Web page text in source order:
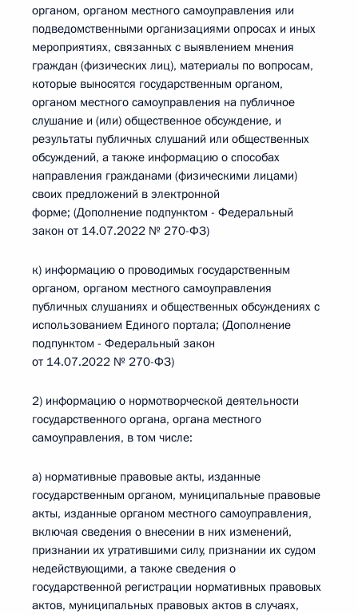
органом, органом местного самоуправления или
подведомственными организациями опросах и иных
мероприятиях, связанных с выявлением мнения
граждан (физических лиц), материалы по вопросам,
которые выносятся государственным органом,
органом местного самоуправления на публичное
слушание и (или) общественное обсуждение, и
результаты публичных слушаний или общественных
обсуждений, а также информацию о способах
направления гражданами (физическими лицами)
своих предложений в электронной
форме; (Дополнение подпунктом - Федеральный
закон от 14.07.2022 № 270-ФЗ)
к) информацию о проводимых государственным
органом, органом местного самоуправления
публичных слушаниях и общественных обсуждениях с
использованием Единого портала; (Дополнение
подпунктом - Федеральный закон
от 14.07.2022 № 270-ФЗ)
2) информацию о нормотворческой деятельности
государственного органа, органа местного
самоуправления, в том числе:
а) нормативные правовые акты, изданные
государственным органом, муниципальные правовые
акты, изданные органом местного самоуправления,
включая сведения о внесении в них изменений,
признании их утратившими силу, признании их судом
недействующими, а также сведения о
государственной регистрации нормативных правовых
актов, муниципальных правовых актов в случаях,